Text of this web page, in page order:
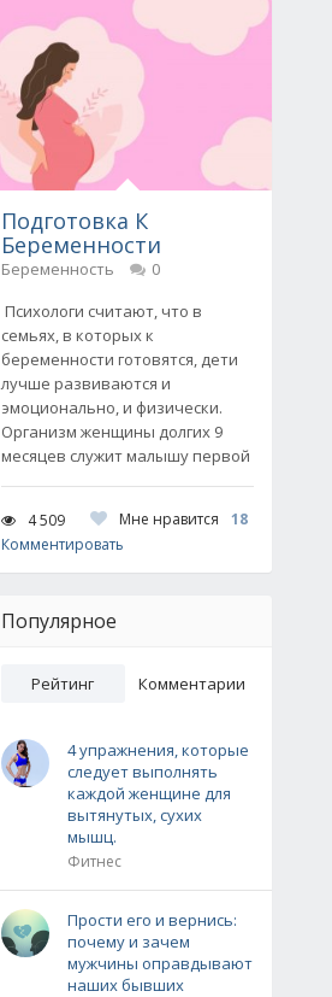
Подготовка К
Беременности
Беременность
0
Психологи считают, что в
семьях, в которых к
беременности готовятся, дети
лучше развиваются и
эмоционально, и физически.
Организм женщины долгих 9
месяцев служит малышу первой
4 509 Мне нравится
18
Комментировать
Популярное
Рейтинг Комментарии
4 упражнения, которые
следует выполнять
каждой женщине для
вытянутых, сухих
мышц.
Фитнес
Прости его и вернись:
почему и зачем
мужчины оправдывают
наших бывших